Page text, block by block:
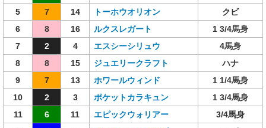
5
7 14 トーホウオリオン
クビ
6
8 16 ルクスレガート
1 3/4馬身
7
2 4 エスシーシリュウ
4馬身
8
8 15 ジュエリークラフト
ハナ
9
7 13 ホワールウィンド
1 1/4馬身
10
2 3 ポケットカラキュン
1 3/4馬身
11
6 11 エピックウォリアー
3/4馬身